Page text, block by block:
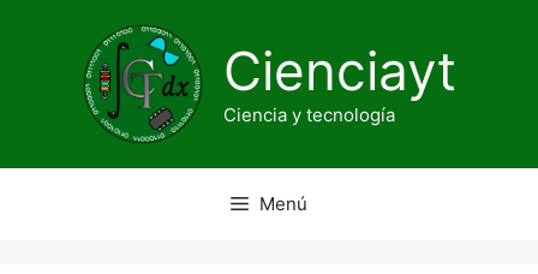
contenido
Cienciayt
Ciencia y tecnología
Menú